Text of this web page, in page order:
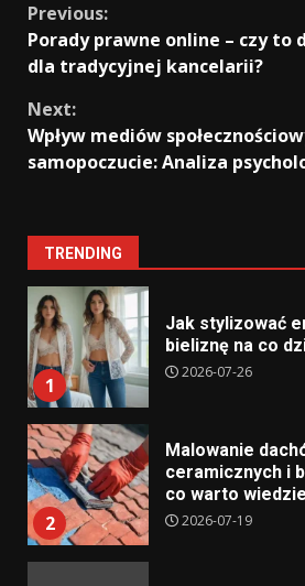
Continue
Reading
Previous:
Porady prawne online – czy
dla tradycyjnej kancelarii?
Next:
Wpływ mediów
samopoczucie: Analiza
TRENDING
1
Jak stylizować
bieliznę na co
2026-07-26
2
Malowanie
ceramicznych i
co warto
2026-07-19